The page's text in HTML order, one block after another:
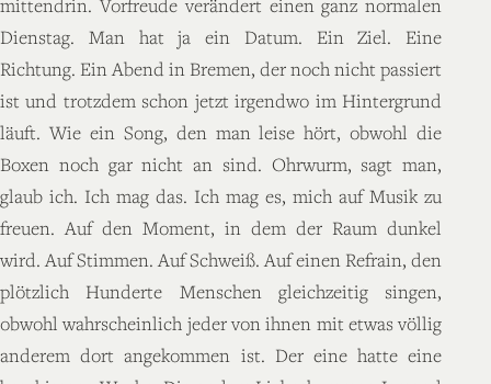
mittendrin. Vorfreude verändert einen ganz normalen
Dienstag. Man hat ja ein Datum. Ein Ziel. Eine
Richtung. Ein Abend in Bremen, der noch nicht passiert
ist und trotzdem schon jetzt irgendwo im Hintergrund
läuft. Wie ein Song, den man leise hört, obwohl die
Boxen noch gar nicht an sind. Ohrwurm, sagt man,
glaub ich. Ich mag das. Ich mag es, mich auf Musik zu
freuen. Auf den Moment, in dem der Raum dunkel
wird. Auf Stimmen. Auf Schweiß. Auf einen Refrain, den
plötzlich Hunderte Menschen gleichzeitig singen,
obwohl wahrscheinlich jeder von ihnen mit etwas völlig
anderem dort angekommen ist. Der eine hatte eine